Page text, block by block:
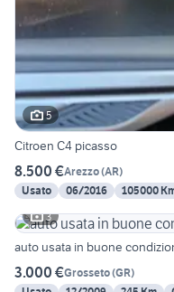
5
Citroen C4 picasso
8.500 €Arezzo(AR)
Usato
06/2016 105000
3
auto usata in buone
3.000 €Grosseto(GR)